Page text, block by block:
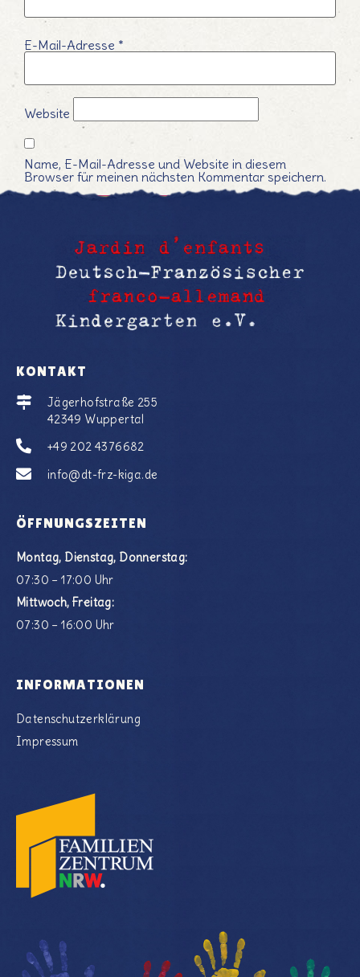
E-Mail-Adresse *
Website
Name, E-Mail-Adresse und Website in diesem
Browser für meinen nächsten Kommentar speichern.
KONTAKT
Jägerhofstraße 255
42349 Wuppertal
+49 202 4376682
info@dt-frz-kiga.de
ÖFFNUNGSZEITEN
Montag, Dienstag, Donnerstag:
07:30 – 17:00 Uhr
Mittwoch, Freitag:
07:30 – 16:00 Uhr
INFORMATIONEN
Datenschutzerklärung
Impressum